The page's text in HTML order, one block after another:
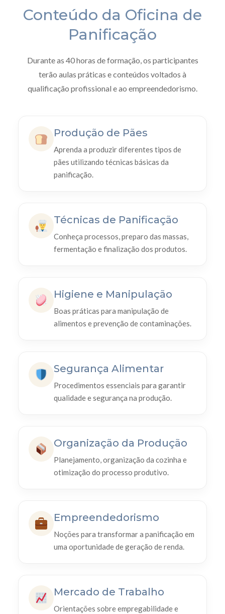
Conteúdo da Oficina de
Panificação
Durante as 40 horas de formação, os participantes
terão aulas práticas e conteúdos voltados à
qualificação profissional e ao empreendedorismo.
Produção de Pães
Aprenda a produzir diferentes tipos de
pães utilizando técnicas básicas da
panificação.
Técnicas de Panificação
Conheça processos, preparo das massas,
fermentação e finalização dos produtos.
Higiene e Manipulação
Boas práticas para manipulação de
alimentos e prevenção de contaminações.
Segurança Alimentar
Procedimentos essenciais para garantir
qualidade e segurança na produção.
Organização da Produção
Planejamento, organização da cozinha e
otimização do processo produtivo.
Empreendedorismo
Noções para transformar a panificação em
uma oportunidade de geração de renda.
Mercado de Trabalho
Orientações sobre empregabilidade e